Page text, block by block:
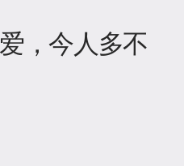
，今人多不